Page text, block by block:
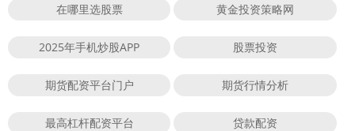
在哪里选股票 黄金投资策略网
2025年手机炒股APP 股票投资
期货配资平台门户 期货行情分析
最高杠杆配资平台 贷款配资